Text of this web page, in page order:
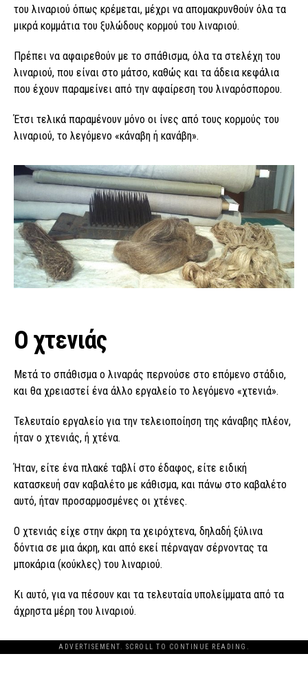
του λιναριού όπως κρέμεται, μέχρι να απομακρυνθούν όλα τα
μικρά κομμάτια του ξυλώδους κορμού του λιναριού.
Πρέπει να αφαιρεθούν με το σπάθισμα, όλα τα στελέχη του
λιναριού, που είναι στο μάτσο, καθώς και τα άδεια κεφάλια
που έχουν παραμείνει από την αφαίρεση του λιναρόσπορου.
Έτσι τελικά παραμένουν μόνο οι ίνες από τους κορμούς του
λιναριού, το λεγόμενο «κάναβη ή κανάβη».
Ο χτενιάς
Μετά το σπάθισμα ο λιναράς περνούσε στο επόμενο στάδιο,
και θα χρειαστεί ένα άλλο εργαλείο το λεγόμενο «χτενιά».
Τελευταίο εργαλείο για την τελειοποίηση της κάναβης πλέον,
ήταν ο χτενιάς, ή χτένα.
Ήταν, είτε ένα πλακέ ταβλί στο έδαφος, είτε ειδική
κατασκευή σαν καβαλέτο με κάθισμα, και πάνω στο καβαλέτο
αυτό, ήταν προσαρμοσμένες οι χτένες.
Ο χτενιάς είχε στην άκρη τα χειρόχτενα, δηλαδή ξύλινα
δόντια σε μια άκρη, και από εκεί πέρναγαν σέρνοντας τα
μποκάρια (κούκλες) του λιναριού.
Κι αυτό, για να πέσουν και τα τελευταία υπολείμματα από τα
άχρηστα μέρη του λιναριού.
ADVERTISEMENT. SCROLL TO CONTINUE READING.